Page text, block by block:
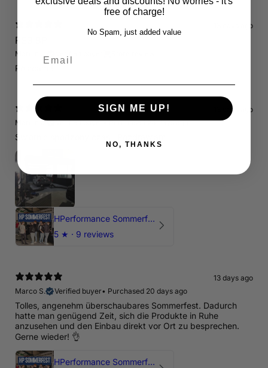
13 days ago
RS3 8P
Marcin J.
Polecam !
13 days ago
Marcin J.
Verified buyer•Purchased 24 days ago
Świetnie spedzony czas , Pozdrawiam
HPerformance Sommerfest 2026
5 ★ · 9 reviews
13 days ago
Marco S.
Verified buyer• Purchased 20 days ago
Tolles, angenehm überschaubares Sommerfest. Dadurch
hatte man genügend Zeit, sich die Produkte in Ruhe
anzusehen und den Einbau direkt vor Ort zu besprechen.
Gerne wieder! 👌
HPerformance Sommerfest 2026
free of charge!
No Spam, just added value
SIGN ME UP!
NO, THANKS